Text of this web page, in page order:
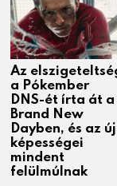
Az
a Pókember
DNS-ét írta át a
Brand New
Dayben, és az új
képességei
mindent
felülmúlnak